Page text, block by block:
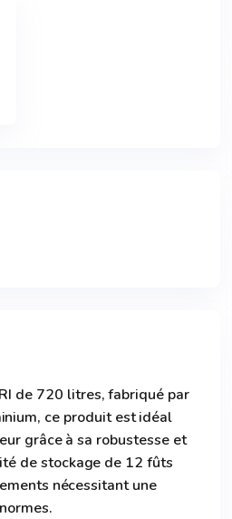
de 720 litres, fabriqué par
ce produit est idéal
grâce à sa robustesse et
de stockage de 12 fûts
nécessitant une